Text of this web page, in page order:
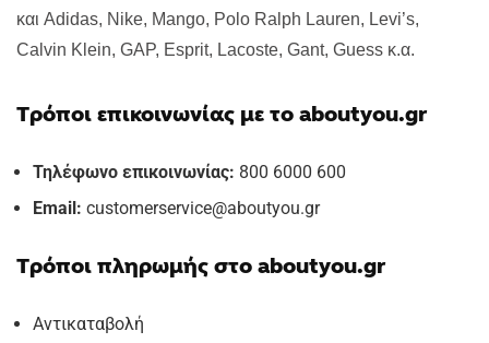
και Adidas, Nike, Mango, Polo Ralph Lauren, Levi’s,
Calvin Klein, GAP, Esprit, Lacoste, Gant, Guess κ.α.
Τρόποι επικοινωνίας με το aboutyou.gr
Τηλέφωνο επικοινωνίας: ‎800 6000 600
Email: customerservice@aboutyou.gr
Τρόποι πληρωμής στο aboutyou.gr
Αντικαταβολή